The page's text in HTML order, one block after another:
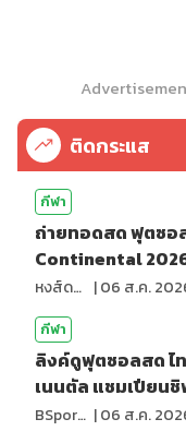
ติดกระแส
กีฬา
ถ่ายทอดสด ฟุตซอล
Continental
หงส์ดรุณ |06 ส.ค.
กีฬา
ลิงค์ดูฟุตซอลสด ไ
เนนตัล แชมเปียน
BSports8 |06 ส.ค.